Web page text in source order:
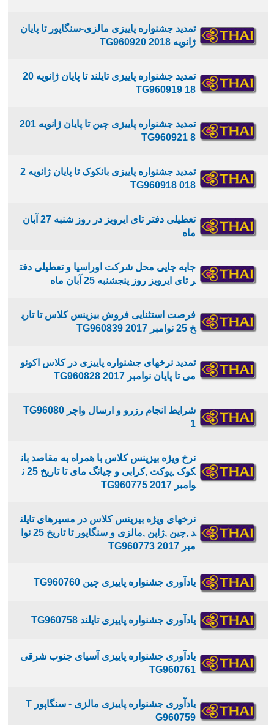
تمدید جشنواره پاییزی مالزی-سنگاپور تا پایان
ژانویه 2018 TG960920
تمدید جشنواره پاییزی تایلند تا پایان ژانویه 20
18 TG960919
تمدید جشنواره پاییزی چین تا پایان ژانویه 201
8 TG960921
تمدید جشنواره پاییزی بانکوک تا پایان ژانویه 2
018 TG960918
تعطیلی دفتر تای ایرویز در روز شنبه 27 آبان
ماه
جابه جایی محل شرکت اوراسیا و تعطیلی دفت
ر تای ایرویز روز پنجشنبه 25 آبان ماه
فرصت استثنایی فروش بیزینس کلاس تا تاری
خ 25 نوامبر 2017 TG960839
تمدید نرخهای جشنواره پاییزی در کلاس اکونو
می تا پایان نوامبر 2017 TG960828
شرایط انجام رزرو و ارسال واچر TG96080
1
نرخ ویژه بیزینس کلاس با همراه به مقاصد بان
کوک ,پوکت ,کرابی و چیانگ مای تا تاریخ 25 ن
وامبر 2017 TG960775
نرخهای ویژه بیزینس کلاس در مسیرهای تایلن
د ,چین ,ژاپن ,مالزی و سنگاپور تا تاریخ 25 نوا
مبر 2017 TG960773
یادآوری جشنواره پاییزی چین TG960760
یادآوری جشنواره پاییزی تایلند TG960758
یادآوری جشنواره پاییزی آسیای جنوب شرقی
TG960761
یادآوری جشنواره پاییزی مالزی - سنگاپور T
G960759